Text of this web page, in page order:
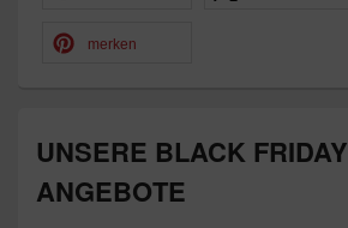
merken
UNSERE BLACK FRIDAY
ANGEBOTE